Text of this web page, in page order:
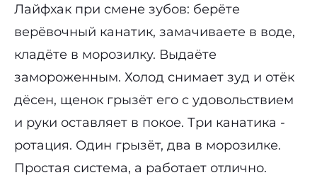
Лайфхак при смене зубов: берёте
верёвочный канатик, замачиваете в воде,
кладёте в морозилку. Выдаёте
замороженным. Холод снимает зуд и отёк
дёсен, щенок грызёт его с удовольствием
и руки оставляет в покое. Три канатика -
ротация. Один грызёт, два в морозилке.
Простая система, а работает отлично.